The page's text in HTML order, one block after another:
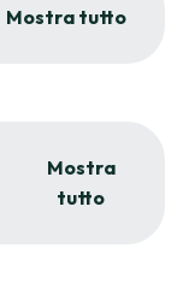
Mostra tutto
Mostra
tutto